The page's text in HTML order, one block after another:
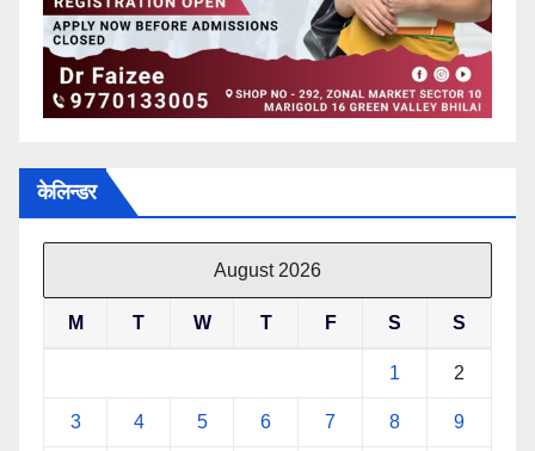
केलिन्डर
August 2026
M T W T F S S
1 2
3 4 5 6 7 8 9